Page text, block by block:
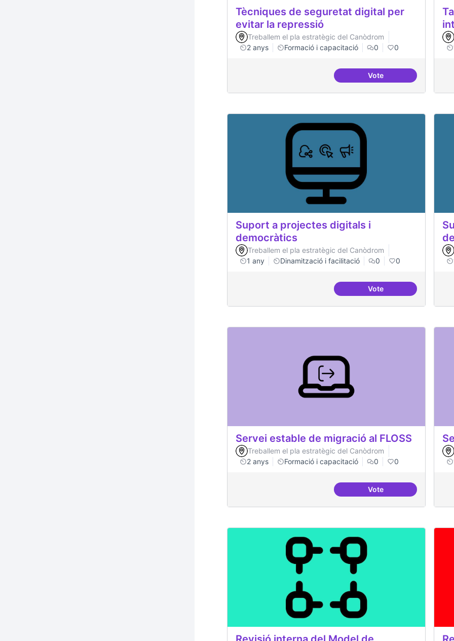
Tècniques de seguretat digital per
evitar la repressió
Treballem el pla estratègic del Canòdrom
2 anys
Formació i capacitació 0 0
VoteTècniques de
Suport a projectes digitals i
democràtics
Treballem el pla estratègic del Canòdrom
1 any
Dinamització i facilitació 0 0
VoteSuport a projectes
Servei estable de migració al FLOSS
Treballem el pla estratègic del Canòdrom
2 anys
Formació i capacitació 0 0
VoteServei estable de